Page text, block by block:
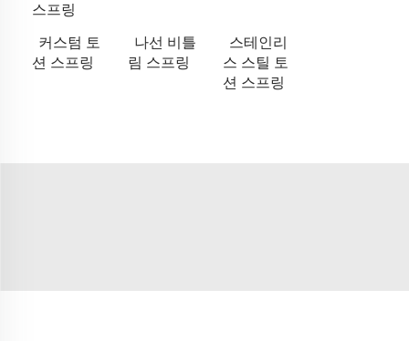
스프링
커스텀 토
션 스프링
나선 비틀
림 스프링
스테인리
스 스틸 토
션 스프링